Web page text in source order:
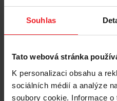
Souhlas
Tato webová stránka
K personalizaci obsahu a
sociálních médií a analýze
soubory cookie. Informace
39 Kč